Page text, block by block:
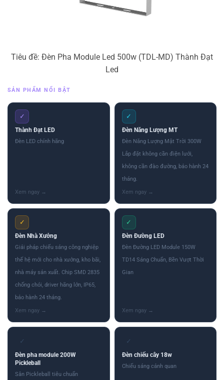
Tiêu đề: Đèn Pha Module Led 500w (TDL-MD) Thành Đạt
Led
SẢN PHẨM NỔI BẬT
✓
Thành Đạt LED
Đèn LED chính hãng
✓
Đèn Năng Lượng MT
Đèn Năng Lượng Mặt Trời 300W
Lắp đặt không cần điện lưới,
không cần đào đường, bảo hành 24
tháng.
✓
Đèn Nhà Xưởng
Giải pháp chiếu sáng công nghiệp
thế hệ mới cho nhà xưởng, kho bãi,
nhà máy sản xuất. Chip SMD 2835
chống chói, driver hãng lớn, IP65,
bảo hành 24 tháng.
✓
Đèn Đường LED
Đèn Đường LED Module 150W
TD14 Sáng Chuẩn, Bền Vượt Thời
Gian
✓
Đèn pha module 200W
Pickleball
Sân Pickleball tiêu chuẩn
✓
Đèn chiếu cây 18w
Chiếu sáng cảnh quan